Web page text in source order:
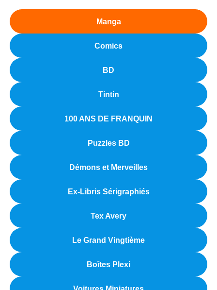
Manga
Comics
BD
Tintin
100 ANS DE FRANQUIN
Puzzles BD
Démons et Merveilles
Ex-Libris Sérigraphiés
Tex Avery
Le Grand Vingtième
Boîtes Plexi